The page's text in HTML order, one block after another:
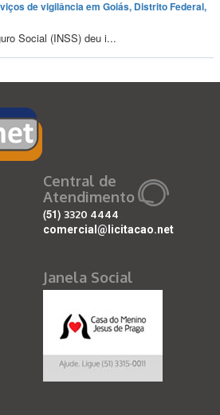
de vigilância em Goiás, Distrito Federal,
Social (INSS) deu i...
Central de
Atendimento
(51) 3320 4444
comercial@licitacao.net
Janela Social